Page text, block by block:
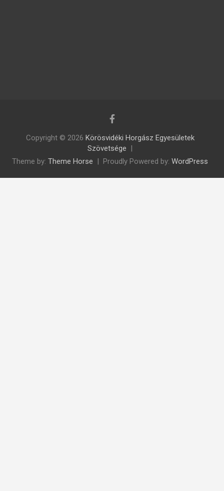
Copyright © 2026 Körösvidéki Horgász Egyesületek
Szövetsége
Theme by: Theme Horse Proudly Powered by: WordPress